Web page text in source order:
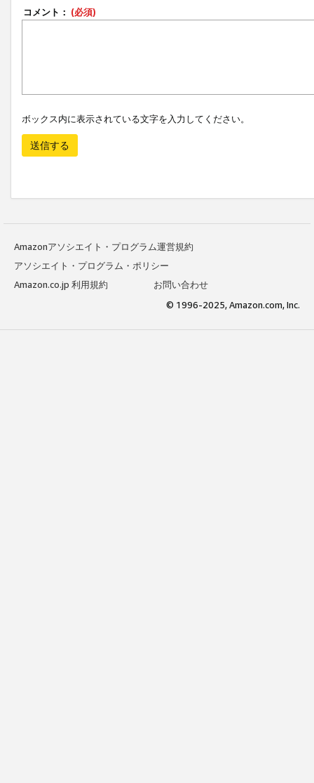
コメント： (必須)
ボックス内に表示されている文字を入力してください。
送信する
Amazonアソシエイト・プログラム運営規約
アソシエイト・プログラム・ポリシー
Amazon.co.jp 利用規約
お問い合わせ
© 1996-2025, Amazon.com, Inc.